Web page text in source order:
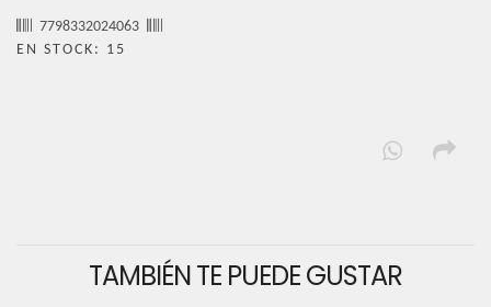
7798332024063
EN STOCK: 15
TAMBIÉN TE PUEDE GUSTAR